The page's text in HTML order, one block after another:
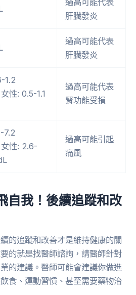
肝臟發炎
過高可能代表
肝臟發炎
1.2
性: 0.5-1.1
過高可能代表
腎功能受損
7.2
性: 2.6-
過高可能引起
痛風
自我！後續追蹤和改
的追蹤和改善才是維持健康的關
的就是找醫師諮詢，請醫師針對
的建議。醫師可能會建議你做進
食、運動習慣、甚至需要藥物治